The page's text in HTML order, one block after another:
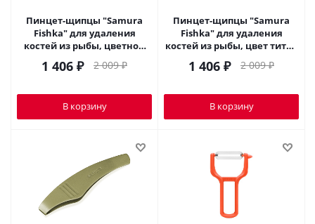
Пинцет-щипцы "Samura
Fishka" для удаления
костей из рыбы, цветной
SFT-01CO
1 406 ₽ 2 009₽
В корзину
Пинцет-щипцы "Samura
Fishka" для удаления
костей из рыбы, цвет титан
SFT-01TI
1 406 ₽ 2 009₽
В корзину